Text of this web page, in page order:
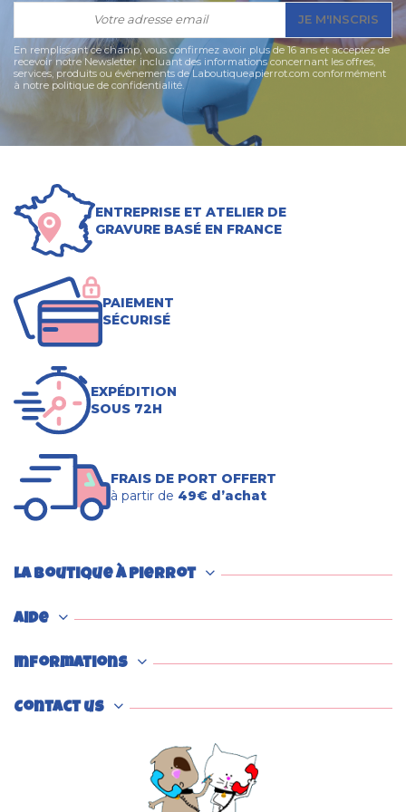
15,90 €
15,90 € JE M'INSCRIS
En remplissant ce champ, vous confirmez avoir plus de 16 ans et acceptez de
recevoir notre Newsletter incluant des informations concernant les offres,
services, produits ou évènements de Laboutiqueapierrot.com conformément
à notre politique de confidentialité.
ENTREPRISE ET ATELIER DE
GRAVURE BASÉ EN FRANCE
PAIEMENT
SÉCURISÉ
EXPÉDITION
SOUS 72H
FRAIS DE PORT OFFERT
à partir de 49€ d’achat
La boutique à Pierrot
Aide
Informations
Contact us